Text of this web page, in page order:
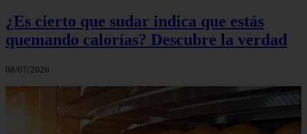
¿Es cierto que sudar indica que estás
quemando calorías? Descubre la verdad
08/07/2026